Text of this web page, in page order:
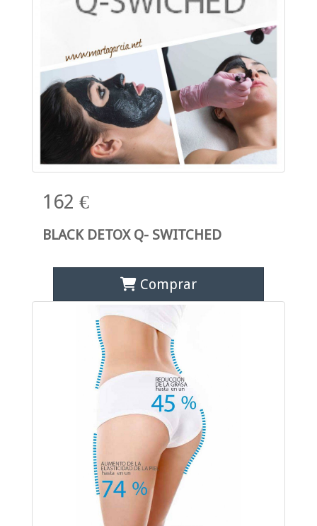
162 €
BLACK DETOX Q- SWITCHED
Comprar